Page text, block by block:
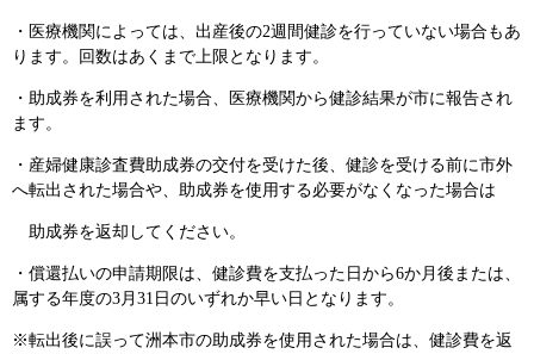
・医療機関によっては、出産後の2週間健診を行っていない場合もあ
ります。回数はあくまで上限となります。
・助成券を利用された場合、医療機関から健診結果が市に報告され
ます。
・産婦健康診査費助成券の交付を受けた後、健診を受ける前に市外
へ転出された場合や、助成券を使用する必要がなくなった場合は
助成券を返却してください。
・償還払いの申請期限は、健診費を支払った日から6か月後または、
属する年度の3月31日のいずれか早い日となります。
※転出後に誤って洲本市の助成券を使用された場合は、健診費を返